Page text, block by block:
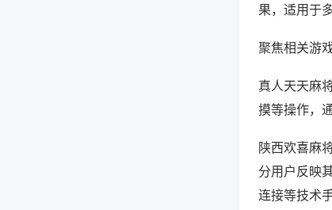
果，适用于
聚焦相关游
真人天天麻
摸等操作，
陕西欢喜麻
分用户反映
连接等技术